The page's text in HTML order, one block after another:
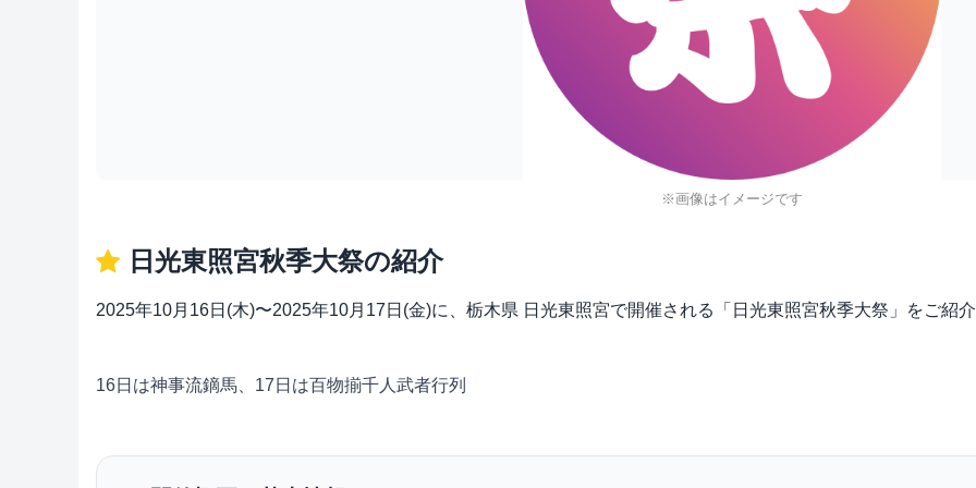
※画像はイメージです
日光東照宮秋季大祭の紹介
2025年10月16日(木)〜2025年10月17日(金)に、栃木県 日光東照宮で開催される「日光東照宮秋季大祭」をご紹介
16日は神事流鏑馬、17日は百物揃千人武者行列